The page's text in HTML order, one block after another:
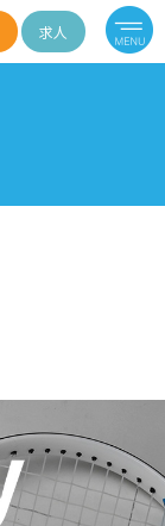
求人